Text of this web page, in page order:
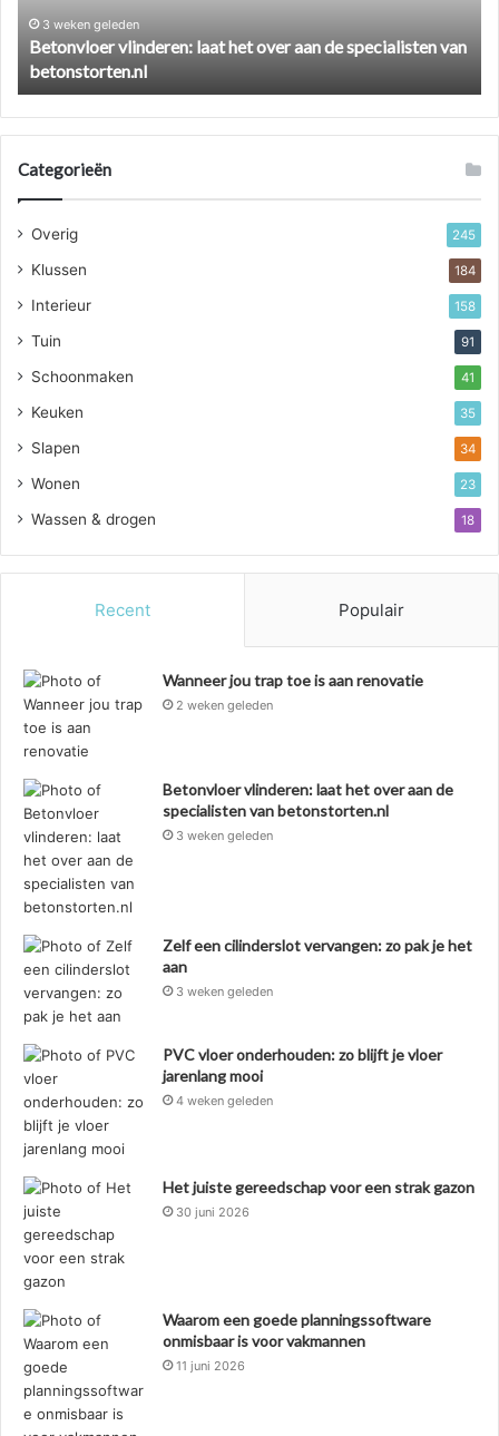
specialisten
van
betonstorten.nl
3 weken geleden
Betonvloer vlinderen: laat het over aan de specialisten van
betonstorten.nl
Categorieën
Overig 245
Klussen 184
Interieur 158
Tuin 91
Schoonmaken 41
Keuken 35
Slapen 34
Wonen 23
Wassen & drogen 18
Recent Populair
Wanneer jou trap toe is aan renovatie
2 weken geleden
Betonvloer vlinderen: laat het over aan de
specialisten van betonstorten.nl
3 weken geleden
Zelf een cilinderslot vervangen: zo pak je het
aan
3 weken geleden
PVC vloer onderhouden: zo blijft je vloer
jarenlang mooi
4 weken geleden
Het juiste gereedschap voor een strak gazon
30 juni 2026
Waarom een goede planningssoftware
onmisbaar is voor vakmannen
11 juni 2026